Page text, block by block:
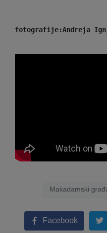
fotografije:Andreja
Makadamski
Facebook